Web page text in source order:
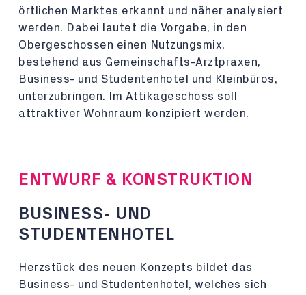
örtlichen Marktes erkannt und näher analysiert
werden. Dabei lautet die Vorgabe, in den
Obergeschossen einen Nutzungsmix,
bestehend aus Gemeinschafts-Arztpraxen,
Business- und Studentenhotel und Kleinbüros,
unterzubringen. Im Attikageschoss soll
attraktiver Wohnraum konzipiert werden.
ENTWURF & KONSTRUKTION
BUSINESS- UND
STUDENTENHOTEL
Herzstück des neuen Konzepts bildet das
Business- und Studentenhotel, welches sich